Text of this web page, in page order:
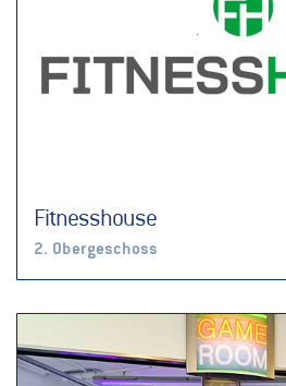
Fitnesshouse
2. Obergeschoss